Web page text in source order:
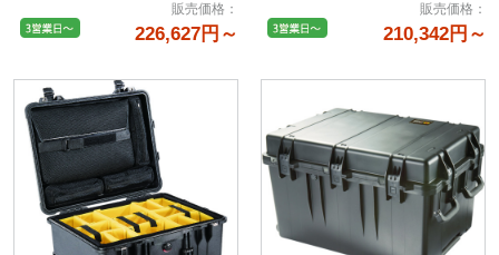
販売価格 ：
226,627円～
販売価格 ：
210,342円～